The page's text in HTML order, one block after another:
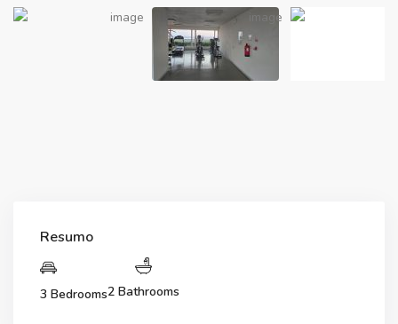
Resumo
3 Bedrooms2 Bathrooms